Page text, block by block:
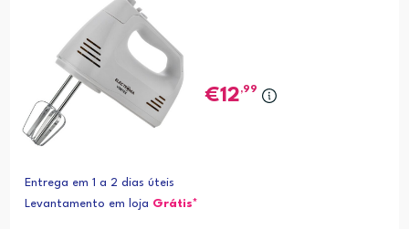
12,99
Entrega em 1 a 2 dias úteis
Levantamento em loja Grátis*